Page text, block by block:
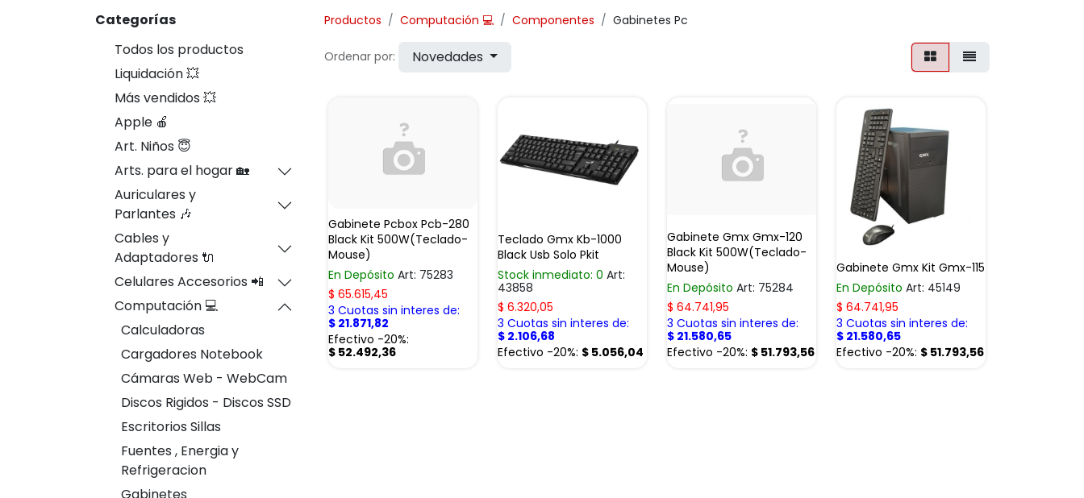
Categorías
Todos los productos
Liquidación 💥
Más vendidos 💥
Apple 🍎
Art. Niños 😇
Arts. para el hogar 🏡
Auriculares y
Parlantes 🎶
Cables y
Adaptadores 🔌
Celulares Accesorios 📲
Computación 💻
Calculadoras
Cargadores Notebook
Cámaras Web - WebCam
Discos Rigidos - Discos SSD
Escritorios Sillas
Fuentes , Energia y
Refrigeracion
Productos Computación 💻 Componentes Gabinetes Pc
Ordenar por: Novedades
Gabinete Pcbox Pcb-280
Black Kit 500W(Teclado-
Mouse)
En Depósito Art: 75283
$ 65.615,45
3 Cuotas sin interes de:
$ 21.871,82
Efectivo -20%:
$ 52.492,36
Teclado Gmx Kb-1000
Black Usb Solo Pkit
Stock inmediato: 0 Art:
43858
$ 6.320,05
3 Cuotas sin interes de:
$ 2.106,68
Efectivo -20%: $ 5.056,04
Gabinete Gmx Gmx-120
Black Kit 500W(Teclado-
Mouse)
En Depósito Art: 75284
$ 64.741,95
3 Cuotas sin interes de:
$ 21.580,65
Efectivo -20%: $ 51.793,56
Gabinete Gmx Kit Gmx-115
En Depósito Art: 45149
$ 64.741,95
3 Cuotas sin interes de:
$ 21.580,65
Efectivo -20%: $ 51.793,56